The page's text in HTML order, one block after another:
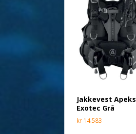
Jakkevest Apeks
Exotec Grå
kr 14.583